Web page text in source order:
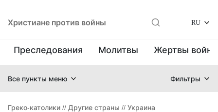
Христиане против войны RU
Преследования Молитвы Жертвы
Все пункты меню Фильтры
Греко-католики // Другие страны // Украина